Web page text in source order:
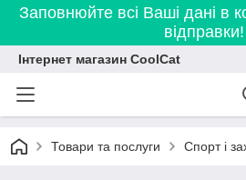
Заповнюйте всі Ваші дані в
відправки!
Інтернет магазин CoolCat
Товари та послуги Спорт і